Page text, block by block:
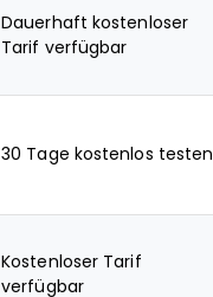
Dauerhaft kostenloser
Tarif verfügbar
30 Tage kostenlos testen
Kostenloser Tarif
verfügbar